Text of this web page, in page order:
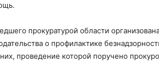
прокуратурой области
о профилактике
проведение которой поручено